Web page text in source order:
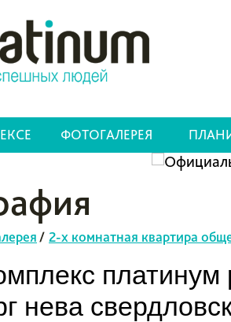
ФОТОГАЛЕРЕЯ
/ 2-х комнатная квартира
платинум
нева